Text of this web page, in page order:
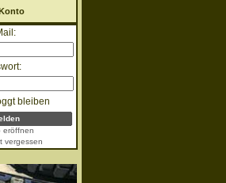
bleiben
eröffnen
vergessen